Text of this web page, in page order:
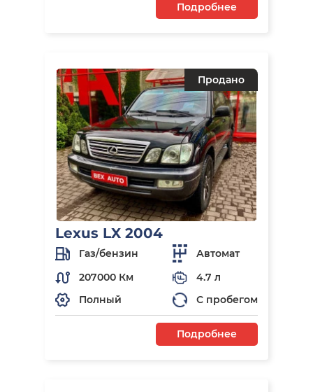
Подробнее
Продано
Lexus LX 2004
Газ/бензин
Автомат
207000 Км
4.7 л
Полный
С пробегом
Подробнее